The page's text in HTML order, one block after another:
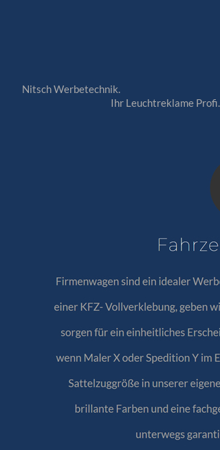
Nitsch Werbetechnik.
Ihr Leuchtreklame Profi.